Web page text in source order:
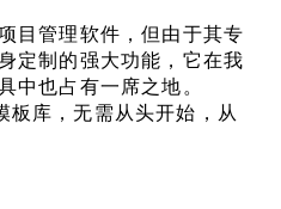
目管理软件，但由于其专
定制的强大功能，它在我
中也占有一席之地。
库，无需从头开始，从